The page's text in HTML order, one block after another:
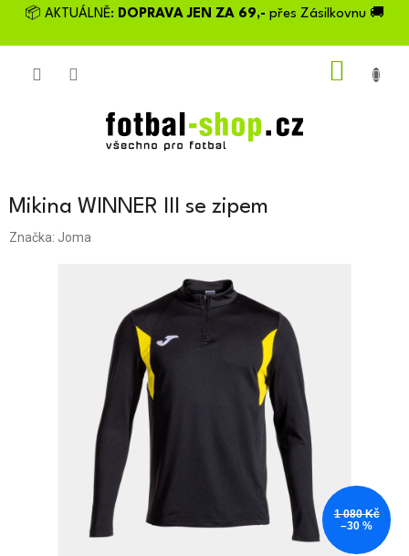
Přejít📦 AKTUÁLNĚ: DOPRAVA JEN ZA 69,- přes Zásilkovnu 🚚
Mikina WINNER III se zipem
Značka: Joma
1 080 Kč
–30 %